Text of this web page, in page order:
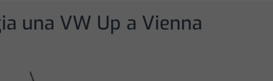
una VW Up a Vienna